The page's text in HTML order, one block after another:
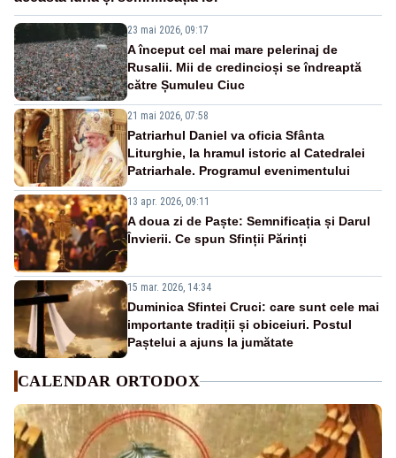
23 mai 2026, 09:17
A început cel mai mare pelerinaj de
Rusalii. Mii de credincioși se îndreaptă
către Șumuleu Ciuc
21 mai 2026, 07:58
Patriarhul Daniel va oficia Sfânta
Liturghie, la hramul istoric al Catedralei
Patriarhale. Programul evenimentului
13 apr. 2026, 09:11
A doua zi de Paște: Semnificația și Darul
Învierii. Ce spun Sfinții Părinți
15 mar. 2026, 14:34
Duminica Sfintei Cruci: care sunt cele mai
importante tradiții și obiceiuri. Postul
Paștelui a ajuns la jumătate
CALENDAR ORTODOX